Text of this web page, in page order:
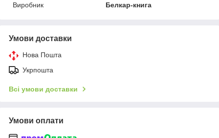
Виробник
Белкар-книга
Умови доставки
Нова Пошта
Укрпошта
Всі умови доставки
Умови оплати